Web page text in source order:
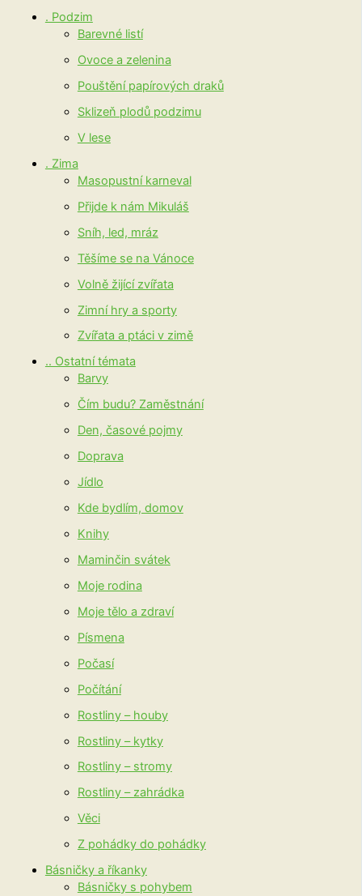
. Podzim
Barevné listí
Ovoce a zelenina
Pouštění papírových draků
Sklizeň plodů podzimu
V lese
. Zima
Masopustní karneval
Přijde k nám Mikuláš
Sníh, led, mráz
Těšíme se na Vánoce
Volně žijící zvířata
Zimní hry a sporty
Zvířata a ptáci v zimě
.. Ostatní témata
Barvy
Čím budu? Zaměstnání
Den, časové pojmy
Doprava
Jídlo
Kde bydlím, domov
Knihy
Maminčin svátek
Moje rodina
Moje tělo a zdraví
Písmena
Počasí
Počítání
Rostliny – houby
Rostliny – kytky
Rostliny – stromy
Rostliny – zahrádka
Věci
Z pohádky do pohádky
Básničky a říkanky
Básničky s pohybem